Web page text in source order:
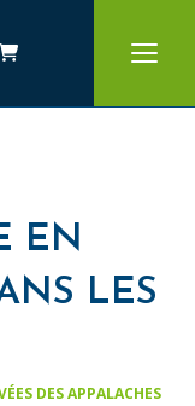
EN
LES
DES APPALACHES